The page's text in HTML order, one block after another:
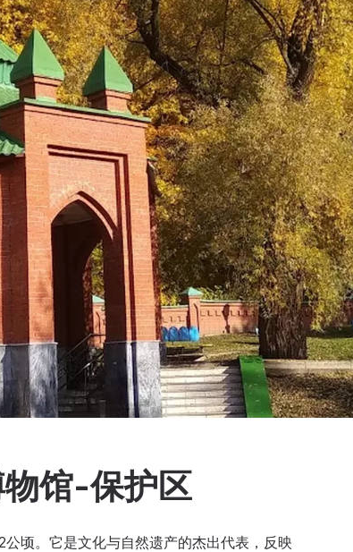
馆-保护区
顷。它是文化与自然遗产的杰出代表，反映